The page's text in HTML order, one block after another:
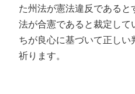
た州法が憲法違反であると
法が合憲であると裁定して
ちが良心に基づいて正し
祈ります。